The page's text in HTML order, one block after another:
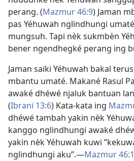
perang. (Mazmur 46:9) Jaman
pas Yéhuwah nglindhungi
mungsuh. Tapi nèk sukmbèn
bener ngendhegké perang ing
Jaman saiki Yéhuwah bakal
mbantu umaté. Makané Rasul
awaké dhéwé njaluk bantuan
(Ibrani 13:6) Kata-kata ing
dhéwé tambah yakin nèk
kanggo nglindhungi awaké
yakin nèk Yéhuwah kuwi
nglindhungi aku”.—Mazmur 46:1